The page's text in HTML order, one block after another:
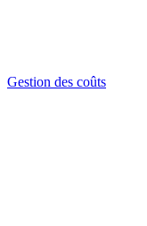
Gestion des coûts